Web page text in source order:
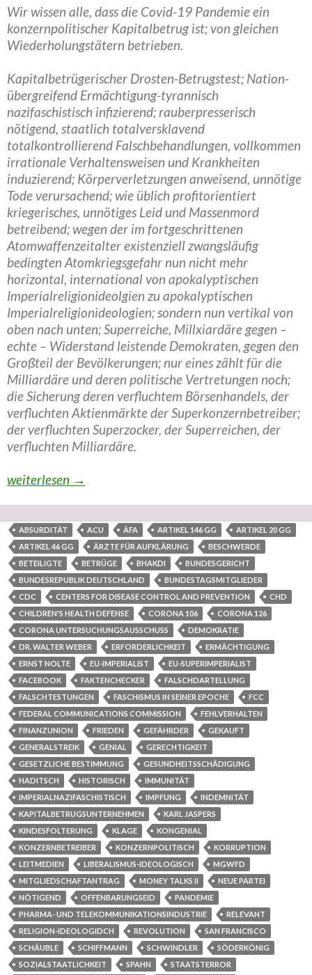
Wir wissen alle, dass die Covid-19 Pandemie ein
konzernpolitischer Kapitalbetrug ist; von gleichen
Wiederholungstätern betrieben.
Kapitalbetrügerischer Drosten-Betrugstest; Nation-
übergreifend Ermächtigung-tyrannisch
nazifaschistisch infizierend; rauberpresserisch
nötigend, staatlich totalversklavend
totalkontrollierend Falschbehandlungen, vollkommen
irrationale Verhaltensweisen und Krankheiten
induzierend; Körperverletzungen anweisend, unnötige
Tode verursachend; wie üblich profitorientiert
kriegerisches, unnötiges Leid und Massenmord
betreibend; wegen der im fortgeschrittenen
Atomwaffenzeitalter existenziell zwangsläufig
bedingten Atomkriegsgefahr nun nicht mehr
horizontal, international von apokalyptischen
Imperialreligionideolgien zu apokalyptischen
Imperialreligionideologien; sondern nun vertikal von
oben nach unten; Superreiche, Millxiardäre gegen –
echte – Widerstand leistende Demokraten, gegen den
Großteil der Bevölkerungen; nur eines zählt für die
Milliardäre und deren politische Vertretungen noch;
die Sicherung deren verfluchtem Börsenhandels, der
verfluchten Aktienmärkte der Superkonzernbetreiber;
der verfluchten Superzocker, der Superreichen, der
verfluchten Milliardäre.
Konzernpolitisch superkomplexe Superverschwörung
weiterlesen →
ABSURDITÄT ACU ÄFA ARTIKEL 146 GG
ARTIKEL 20 GG
ARTIKEL 46 GG
ÄRZTE FÜR AUFKLÄRUNG
BESCHWERDE
BETEILIGTE
BETRÜGE BHAKDI
BUNDESGERICHT
BUNDESREPUBLIK DEUTSCHLAND
BUNDESTAGSMITGLIEDER
CDC
CENTERS FOR DISEASE CONTROL AND PREVENTION
CHD
CHILDREN'S HEALTH DEFENSE
CORONA 106
CORONA 126
CORONA UNTERSUCHUNGSAUSSCHUSS
DEMOKRATIE
DR. WALTER WEBER
ERFORDERLICHKEIT
ERMÄCHTIGUNG
ERNST NOLTE
EU-IMPERIALIST
EU-SUPERIMPERIALIST
FACEBOOK
FAKTENCHECKER
FALSCHDARTELLUNG
FALSCHTESTUNGEN
FASCHISMUS IN SEINER EPOCHE
FCC
FEDERAL COMMUNICATIONS COMMISSION
FEHLVERHALTEN
FINANZUNION
FRIEDEN GEFÄHRDER
GEKAUFT
GENERALSTREIK
GENIAL
GERECHTIGKEIT
GESETZLICHE BESTIMMUNG
GESUNDHEITSSCHÄDIGUNG
HADITSCH
HISTORISCH
IMMUNITÄT
IMPERIALNAZIFASCHISTISCH
IMPFUNG
INDEMNITÄT
KAPITALBETRUGSUNTERNEHMEN
KARL JASPERS
KINDESFOLTERUNG
KLAGE
KONGENIAL
KONZERNBETREIBER
KONZERNPOLITISCH
KORRUPTION
LEITMEDIEN
LIBERALISMUS-IDEOLOGISCH
MGWFD
MITGLIEDSCHAFTANTRAG
MONEY TALKS II
NEUE PARTEI
NÖTIGEND
OFFENBARUNGSEID
PANDEMIE
PHARMA- UND TELEKOMMUNIKATIONSINDUSTRIE
RELEVANT
RELIGION-IDEOLOGIDCH
REVOLUTION
SAN FRANCISCO
SCHÄUBLE
SCHIFFMANN SCHWINDLER
SÖDERKÖNIG
SOZIALSTAATLICHKEIT
SPAHN
STAATSTERROR